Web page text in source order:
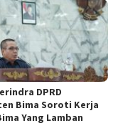
DPRD
Bima Soroti Kerja
Yang Lamban